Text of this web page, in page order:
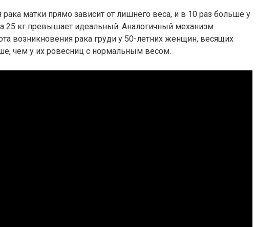
рака матки прямо зависит от лишнего веса, и в 10 раз больше у
25 кг превышает идеальный. Аналогичный механизм
возникновения рака груди у 50-летних женщин, весящих
чем у их ровесниц с нормальным весом.